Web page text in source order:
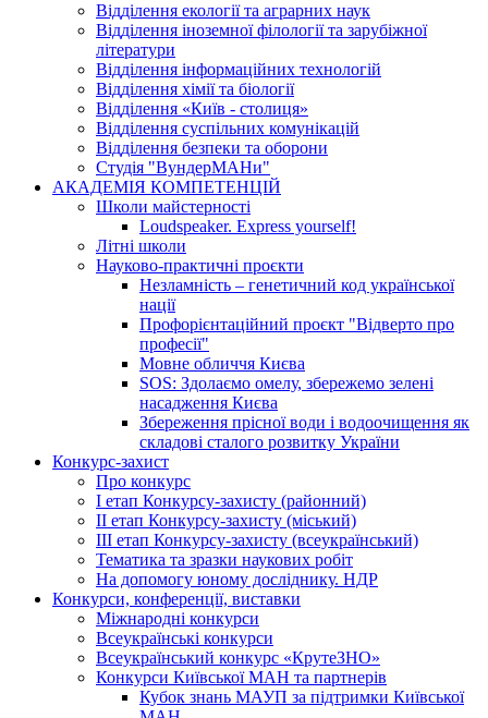
Відділення екології та аграрних наук
Відділення іноземної філології та зарубіжної
літератури
Відділення інформаційних технологій
Відділення хімії та біології
Відділення «Київ - столиця»
Відділення суспільних комунікацій
Відділення безпеки та оборони
Студія "ВундерМАНи"
АКАДЕМІЯ КОМПЕТЕНЦІЙ
Школи майстерності
Loudspeaker. Express yourself!
Літні школи
Науково-практичні проєкти
Незламність – генетичний код української
нації
Профорієнтаційний проєкт "Відверто про
професії"
Мовне обличчя Києва
SOS: Здолаємо омелу, збережемо зелені
насадження Києва
Збереження прісної води і водоочищення як
складові сталого розвитку України
Конкурс-захист
Про конкурс
І етап Конкурсу-захисту (районний)
ІІ етап Конкурсу-захисту (міський)
ІІІ етап Конкурсу-захисту (всеукраїнський)
Тематика та зразки наукових робіт
На допомогу юному досліднику. НДР
Конкурси, конференції, виставки
Міжнародні конкурси
Всеукраїнські конкурси
Всеукраїнський конкурс «КрутеЗНО»
Конкурси Київської МАН та партнерів
Кубок знань МАУП за підтримки Київської